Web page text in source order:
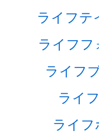
ライフテ
ライフフ
ライフ
ライ
ライ